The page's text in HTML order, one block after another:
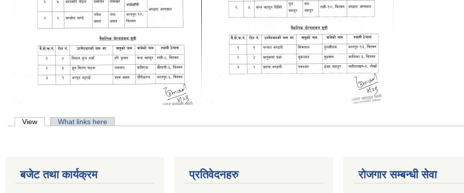
Primary tabs
View (active tab)What links here
बजेट तथा कार्यक्रम प्रतिवेदनहरु रोजगार सम्बन्धी सेवा